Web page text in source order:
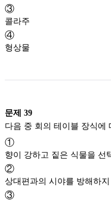
③
콜라주
④
형상물
문제 39
①
향이 강하고 짙은 식물을 선
②
상대편과의 시야를 방해하
③